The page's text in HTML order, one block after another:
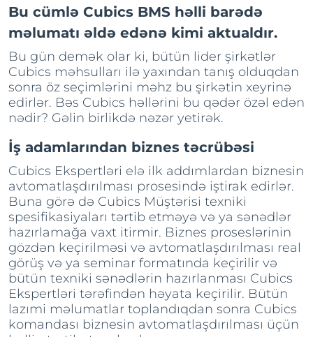
Bu cümlə Cubics BMS həlli barədə
məlumatı əldə edənə kimi aktualdır.
Bu gün demək olar ki, bütün lider şirkətlər
Cubics məhsulları ilə yaxından tanış olduqdan
sonra öz seçimlərini məhz bu şirkətin xeyrinə
edirlər. Bəs Cubics həllərini bu qədər özəl edən
nədir? Gəlin birlikdə nəzər yetirək.
İş adamlarından biznes təcrübəsi
Cubics Ekspertləri elə ilk addımlardan biznesin
avtomatlaşdırılması prosesində iştirak edirlər.
Buna görə də Cubics Müştərisi texniki
spesifikasiyaları tərtib etməyə və ya sənədlər
hazırlamağa vaxt itirmir. Biznes proseslərinin
gözdən keçirilməsi və avtomatlaşdırılması real
görüş və ya seminar formatında keçirilir və
bütün texniki sənədlərin hazırlanması Cubics
Ekspertləri tərəfindən həyata keçirilir. Bütün
lazımi məlumatlar toplandıqdan sonra Cubics
komandası biznesin avtomatlaşdırılması üçün